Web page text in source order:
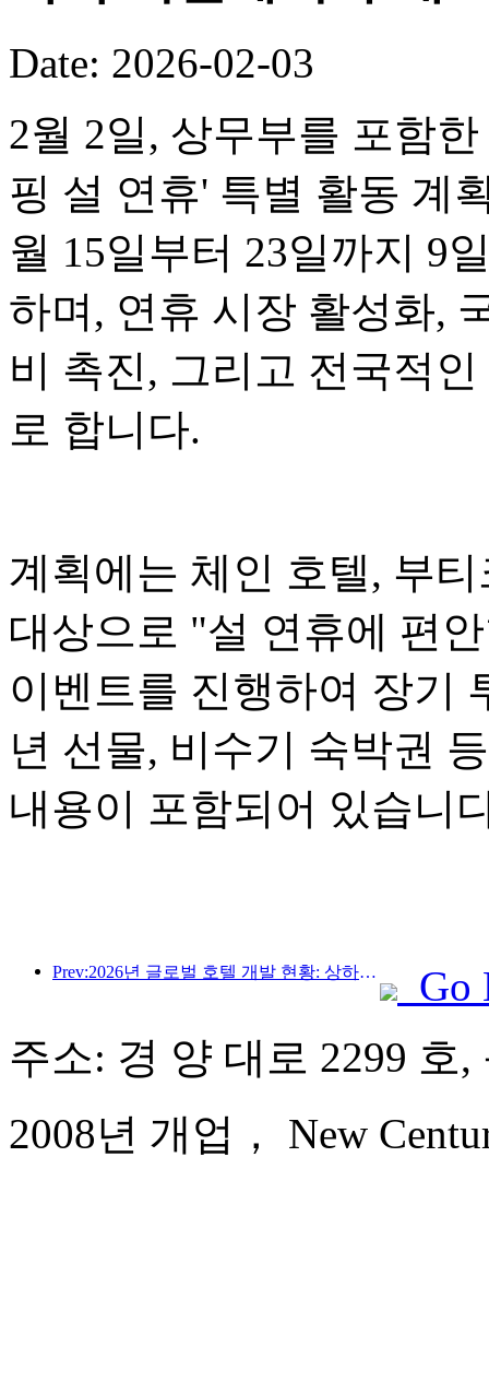
Date: 2026-02-03
2월 2일, 상무부를 포함
핑 설 연휴' 특별 활동 계
월 15일부터 23일까지 9
하며, 연휴 시장 활성화,
비 촉진, 그리고 전국적
로 합니다.
계획에는 체인 호텔, 부
대상으로 "설 연휴에 편
이벤트를 진행하여 장기
년 선물, 비수기 숙박권
내용이 포함되어 있습니
Prev:2026년 글로벌 호텔 개발 현황: 상하이, 신규 객실 증설 부문 1위 기록
Go
주소: 경 양 대로 2299 호
2008년 개업， New